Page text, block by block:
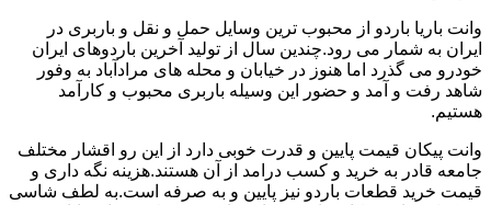
وانت باریا باردو از محبوب ترین وسایل حمل و نقل و باربری در
ایران به شمار می رود.چندین سال از تولید آخرین باردوهای ایران
خودرو می گذرد اما هنوز در خیابان و محله های مرادآباد به وفور
شاهد رفت و آمد و حضور این وسیله باربری محبوب و کارآمد
هستیم.
وانت پیکان قیمت پایین و قدرت خوبی دارد از این رو اقشار مختلف
جامعه قادر به خرید و کسب درامد از آن هستند.هزینه نگه داری و
قیمت خرید قطعات باردو نیز پایین و به صرفه است.به لطف شاسی